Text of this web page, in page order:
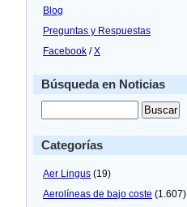
Blog
Preguntas y Respuestas
Facebook /X
Búsqueda en Noticias
Categorías
Aer Lingus (19)
Aerolíneas de bajo coste (1.607)